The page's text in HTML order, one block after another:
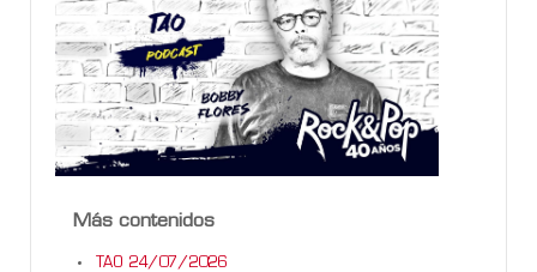
Más contenidos
TAO 24/07/2026